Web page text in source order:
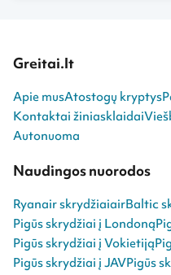
Greitai.lt
Apie musAtostogų kryptys
Kontaktai žiniasklaidai
Autonuoma
Naudingos nuorodos
Ryanair skrydžiaiairBaltic
Pigūs skrydžiai į Londoną
Pigūs skrydžiai į Vokietiją
Pigūs skrydžiai į JAVPigūs